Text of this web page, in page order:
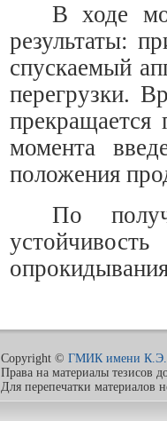
В ходе
результаты:
спускаемый
перегрузки.
прекращается
момента
положения
По
Copyright © ГМИК имени К.Э.
Права на материалы тезисов
Для перепечатки материалов